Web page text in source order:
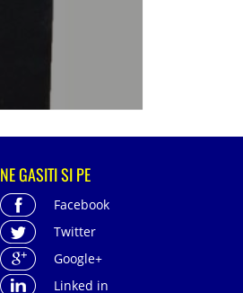
NE GASITI SI PE
Facebook
Twitter
Google+
Linked in